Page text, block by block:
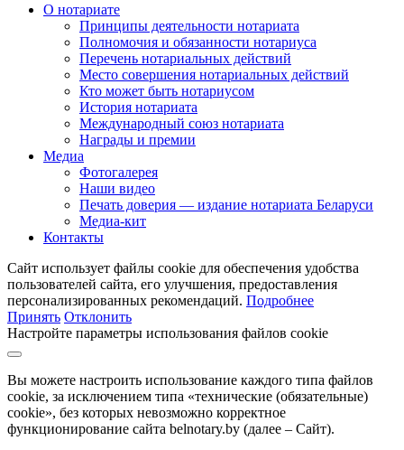
О нотариате
Принципы деятельности нотариата
Полномочия и обязанности нотариуса
Перечень нотариальных действий
Место совершения нотариальных действий
Кто может быть нотариусом
История нотариата
Международный союз нотариата
Награды и премии
Медиа
Фотогалерея
Наши видео
Печать доверия — издание нотариата Беларуси
Медиа-кит
Контакты
Сайт использует файлы cookie для обеспечения удобства
пользователей сайта, его улучшения, предоставления
персонализированных рекомендаций. Подробнее
Принять Отклонить
Настройте параметры использования файлов cookie
Вы можете настроить использование каждого типа файлов
cookie, за исключением типа «технические (обязательные)
cookie», без которых невозможно корректное
функционирование сайта belnotary.by (далее – Сайт).